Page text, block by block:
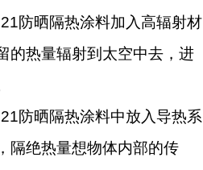
防晒隔热涂料加入高辐射材
的热量辐射到太空中去，进
防晒隔热涂料中放入导热系
隔绝热量想物体内部的传